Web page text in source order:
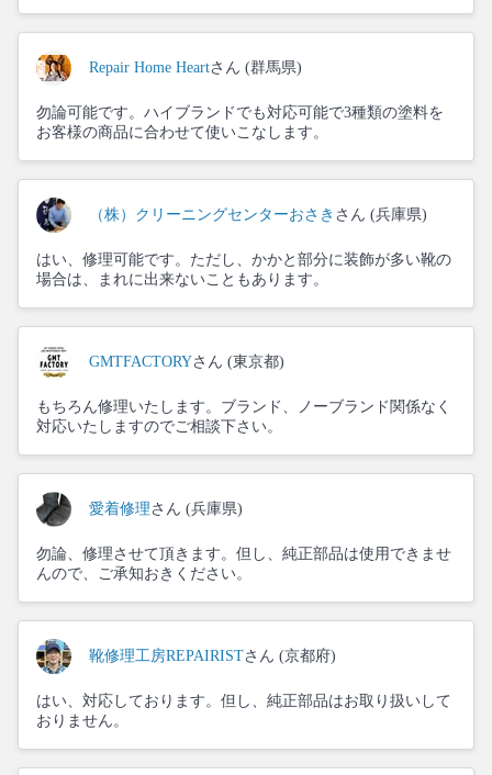
Repair Home Heartさん (群馬県)
勿論可能です。ハイブランドでも対応可能で3種類の塗料を
お客様の商品に合わせて使いこなします。
（株）クリーニングセンターおさき さん (兵庫県)
はい、修理可能です。ただし、かかと部分に装飾が多い靴の
場合は、まれに出来ないこともあります。
GMTFACTORYさん (東京都)
もちろん修理いたします。ブランド、ノーブランド関係なく
対応いたしますのでご相談下さい。
愛着修理 さん (兵庫県)
勿論、修理させて頂きます。但し、純正部品は使用できませ
んので、ご承知おきください。
靴修理工房REPAIRISTさん (京都府)
はい、対応しております。但し、純正部品はお取り扱いして
おりません。